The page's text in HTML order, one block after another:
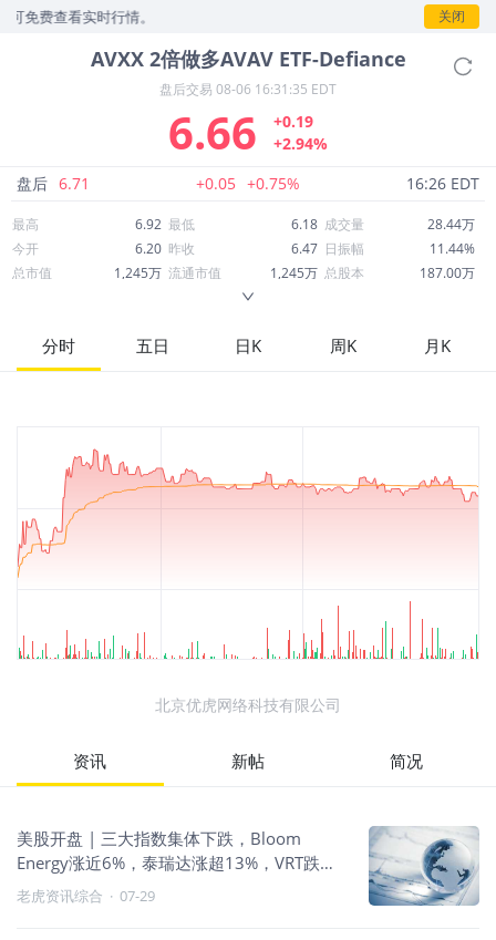
查看实时行情。 关闭
AVXX 2倍做多AVAV ETF-Defiance
盘后交易 08-06 16:31:35 EDT
6.66
+0.19
+2.94%
盘后 6.71 +0.05 +0.75% 16:26 EDT
最高 6.92 最低 6.18 成交量
28.44万
今开
6.20 昨收 6.47 日振幅
11.44%
总市值
1,245万 流通市值 1,245万 总股本
187.00万
52周最高
73.74 市盈率
股息
分时 五日 日K 周K 月K
北京优虎网络科技有限公司
资讯 新帖 简况
美股开盘 | 三大指数集体下跌，Bloom
Energy涨近6%，泰瑞达涨超13%，VRT跌超
10%
老虎资讯综合 · 07-29